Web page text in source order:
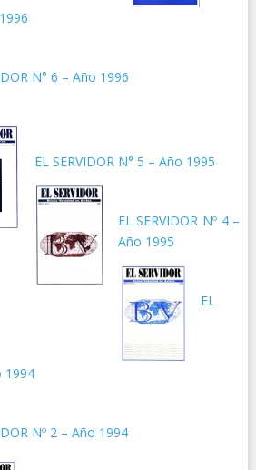
N° 6 – Año 1996
EL SERVIDOR N° 5 – Año 1995
EL SERVIDOR Nº 4 –
Año 1995
EL
1994
Nº 2 – Año 1994